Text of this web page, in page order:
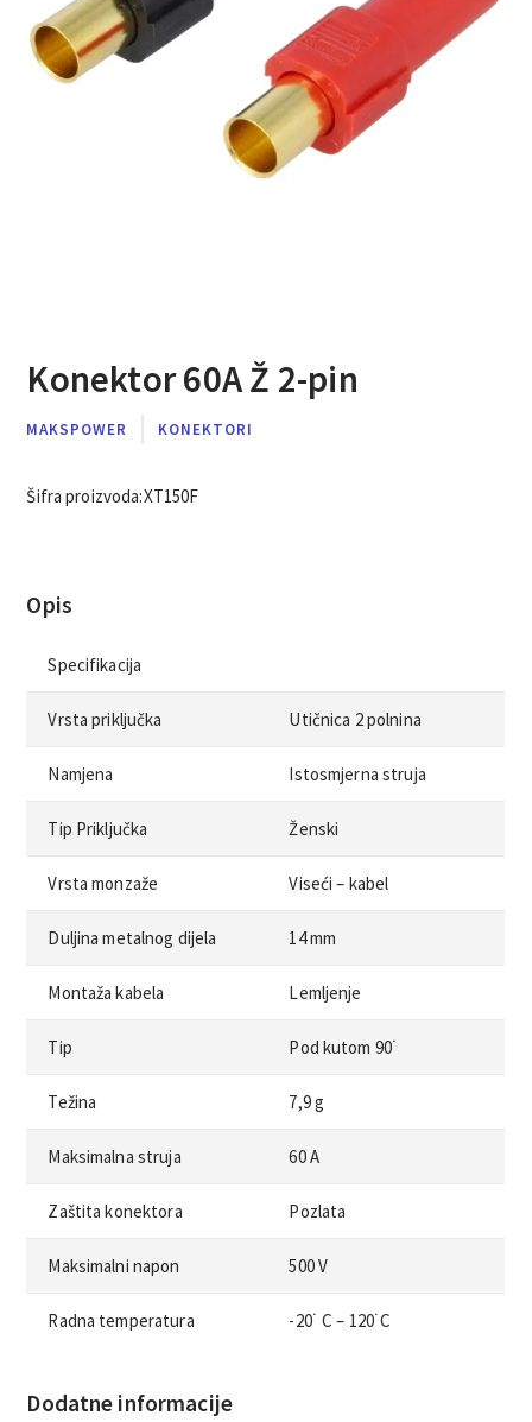
Konektor 60A Ž 2-pin
MAKSPOWER KONEKTORI
Šifra proizvoda:XT150F
Opis
Specifikacija
Vrsta priključka Utičnica 2 polnina
Namjena Istosmjerna struja
Tip Priključka Ženski
Vrsta monzaže Viseći – kabel
Duljina metalnog dijela 14 mm
Montaža kabela Lemljenje
Tip Pod kutom 90˙
Težina 7,9 g
Maksimalna struja 60 A
Zaštita konektora Pozlata
Maksimalni napon 500 V
Radna temperatura -20˙ C – 120˙C
Dodatne informacije